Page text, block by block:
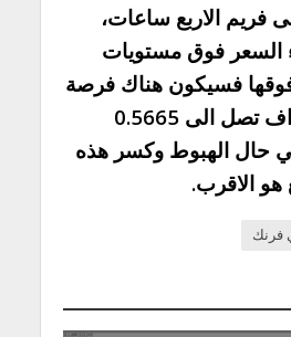
فريم الاربع ساعات،
السعر فوق مستويات
فوقها فسيكون هناك فرصة
قوية للشراء بأهداف تصل الى 0.5665
حال الهبوط وكسر هذه
هو الاقرب.
فرنك